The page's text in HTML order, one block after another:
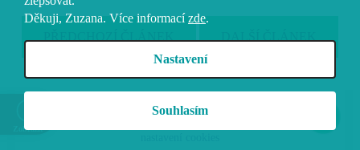
Děkuji, Zuzana. Více informací zde.
Nastavení
Souhlasím
Z
Vytvořil Shoptet
Zobrazit